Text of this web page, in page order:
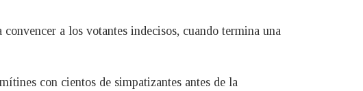
a los votantes indecisos, cuando termina una
con cientos de simpatizantes antes de la